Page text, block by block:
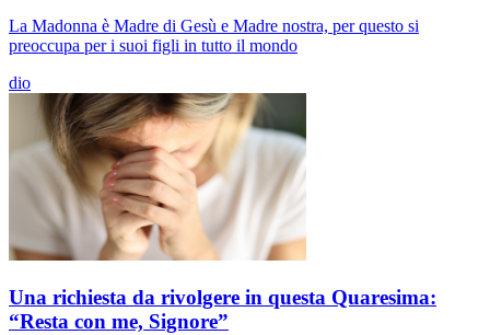
La Madonna è Madre di Gesù e Madre nostra, per questo si
preoccupa per i suoi figli in tutto il mondo
dio
Una richiesta da rivolgere in questa Quaresima:
“Resta con me, Signore”